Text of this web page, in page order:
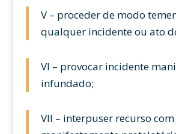
V – proceder de modo
qualquer incidente ou ato
VI – provocar incidente
infundado;
VII – interpuser recurso